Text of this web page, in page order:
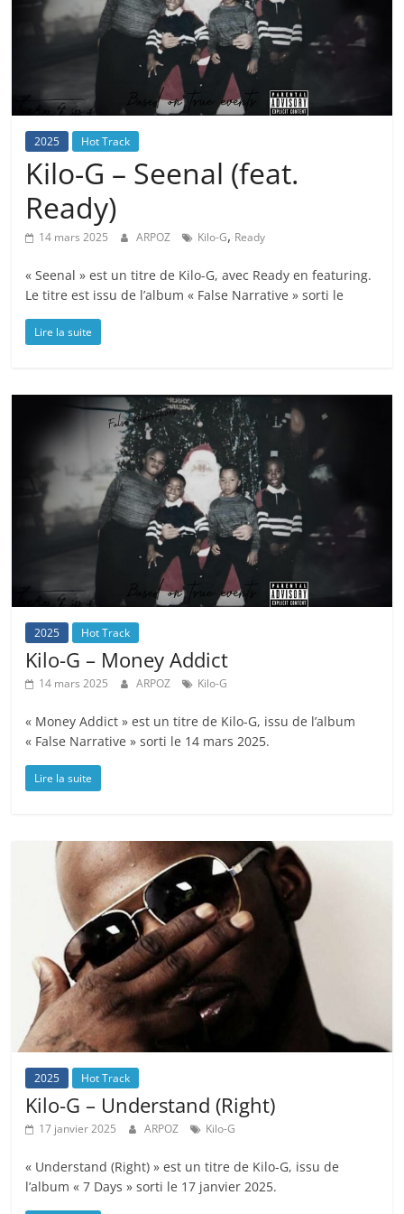
2025 Hot Track
Kilo-G – Seenal (feat.
Ready)
14 mars 2025 ARPOZ Kilo-G, Ready
« Seenal » est un titre de Kilo-G, avec Ready en featuring.
Le titre est issu de l’album « False Narrative » sorti le
Lire la suite
2025 Hot Track
Kilo-G – Money Addict
14 mars 2025 ARPOZ Kilo-G
« Money Addict » est un titre de Kilo-G, issu de l’album
« False Narrative » sorti le 14 mars 2025.
Lire la suite
2025 Hot Track
Kilo-G – Understand (Right)
17 janvier 2025 ARPOZ Kilo-G
« Understand (Right) » est un titre de Kilo-G, issu de
l’album « 7 Days » sorti le 17 janvier 2025.